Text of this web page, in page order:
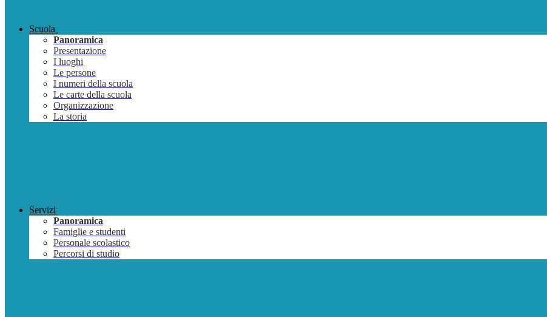
Scuola
Panoramica
Presentazione
I luoghi
Le persone
I numeri della scuola
Le carte della scuola
Organizzazione
La storia
Servizi
Panoramica
Famiglie e studenti
Personale scolastico
Percorsi di studio